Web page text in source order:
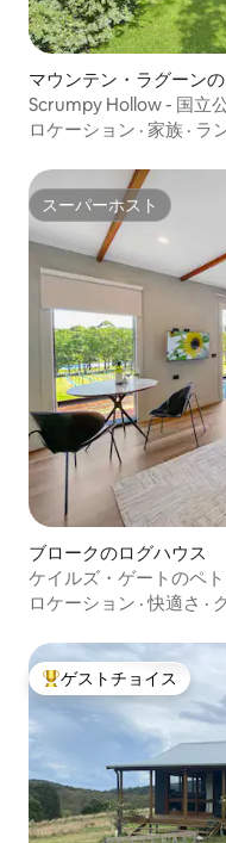
マウンテン・ラグーン
Scrumpy Hollow - 国立
ロケーション · 家族 · ラ
スーパーホスト
スーパーホスト
ブロークのログハウス
ケイルズ・ゲートのペ
ロケーション ·快適さ ·
大好評のゲストチョイ
ゲストチョイス